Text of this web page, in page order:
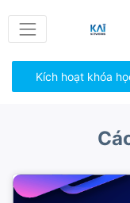
Kích hoạt khóa